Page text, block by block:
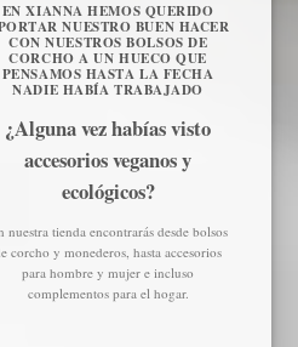
EN XIANNA HEMOS QUERIDO
NUESTRO BUEN HACER
CON NUESTROS BOLSOS DE
CORCHO A UN HUECO QUE
PENSAMOS HASTA LA FECHA
NADIE HABÍA TRABAJADO
¿Alguna vez habías visto
accesorios veganos y
ecológicos?
nuestra tienda encontrarás desde bolsos
corcho y monederos, hasta accesorios
para hombre y mujer e incluso
complementos para el hogar.